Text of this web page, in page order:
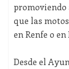
que las
en Renfe o
Desde el